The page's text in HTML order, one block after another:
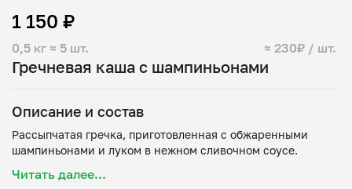
Гречневая каша с шампиньонами
0,5 кг ≈ 5 шт. ≈ 230₽ / шт.
1 150 ₽
Описание и состав
Рассыпчатая гречка, приготовленная с обжаренными
Читать далее...